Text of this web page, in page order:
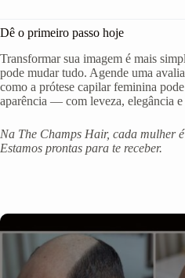
Dê o primeiro passo hoje
Transformar sua imagem é mais
pode mudar tudo. Agende uma
como a prótese capilar feminina
aparência — com leveza, elegância e
Na The Champs Hair, cada mulher
Estamos prontas para te receber.